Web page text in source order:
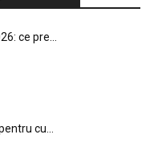
ce pre...
cu...